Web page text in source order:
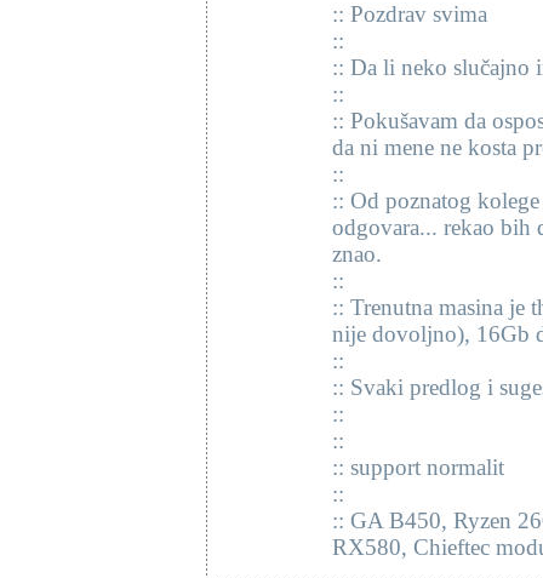
:: Pozdrav svima
::
:: Da li neko slučajno
::
:: Pokušavam da
da ni mene ne kosta
::
:: Od poznatog
odgovara... rekao bih
znao.
::
:: Trenutna masina je
nije dovoljno), 16Gb
::
:: Svaki predlog i
::
::
:: support normalit
::
:: GA B450, Ryzen
RX580, Chieftec